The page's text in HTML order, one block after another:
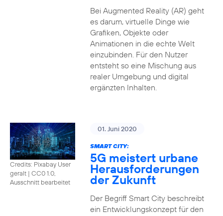
Bei Augmented Reality (AR) geht
es darum, virtuelle Dinge wie
Grafiken, Objekte oder
Animationen in die echte Welt
einzubinden. Für den Nutzer
entsteht so eine Mischung aus
realer Umgebung und digital
ergänzten Inhalten.
Credits: Pixabay User
geralt | CC0 1.0,
Ausschnitt bearbeitet
01. Juni 2020
SMART CITY:
5G meistert urbane
Herausforderungen
der Zukunft
Der Begriff Smart City beschreibt
ein Entwicklungskonzept für den